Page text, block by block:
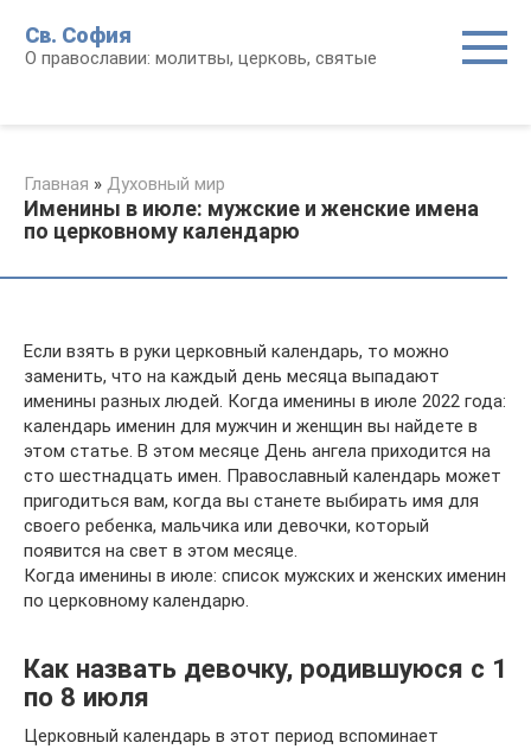
контенту
Св. София
О православии: молитвы, церковь, святые
Главная » Духовный мир
Именины в июле: мужские и женские имена
по церковному календарю
Если взять в руки церковный календарь, то можно
заменить, что на каждый день месяца выпадают
именины разных людей. Когда именины в июле 2022 года:
календарь именин для мужчин и женщин вы найдете в
этом статье. В этом месяце День ангела приходится на
сто шестнадцать имен. Православный календарь может
пригодиться вам, когда вы станете выбирать имя для
своего ребенка, мальчика или девочки, который
появится на свет в этом месяце.
Когда именины в июле: список мужских и женских именин
по церковному календарю.
Как назвать девочку, родившуюся с 1
по 8 июля
Церковный календарь в этот период вспоминает